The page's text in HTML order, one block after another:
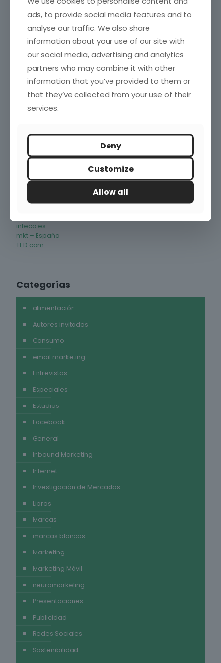
Vinos blancos españoles por debajo de 10€: ¿qué
nos dicen los datos?
Blogroll
Investigación de Mercados en España
Marketing directo
Marketing News
Marketing XXI
TechCrunch
Enlaces de interés
ESOMAR
inteco.es
mkt – España
TED.com
Categorías
alimentación
Autores invitados
Consumo
email marketing
Entrevistas
Especiales
Estudios
Facebook
General
Inbound Marketing
Internet
Investigación de Mercados
Libros
Marcas
marcas blancas
Marketing
Marketing Móvil
neuromarketing
Presentaciones
Publicidad
Redes Sociales
Sostenibilidad
ads, to provide social media features and to
analyse our traffic. We also share
information about your use of our site with
our social media, advertising and analytics
partners who may combine it with other
information that you’ve provided to them or
that they’ve collected from your use of their
services.
Deny
Customize
Allow all